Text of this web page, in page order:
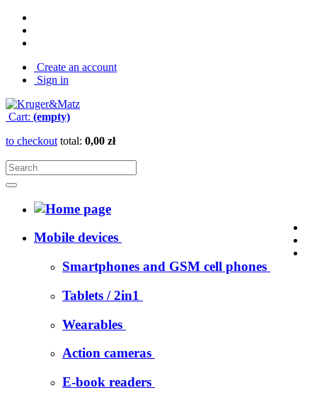
Create an account
Sign in
Cart: (empty)
to checkout total: 0,00 zł
Mobile devices
Smartphones and GSM cell phones
Tablets / 2in1
Wearables
Action cameras
E-book readers